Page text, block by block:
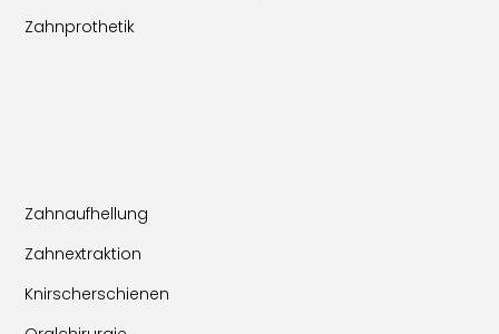
Zahnprothetik
Zahnaufhellung
Zahnextraktion
Knirscherschienen